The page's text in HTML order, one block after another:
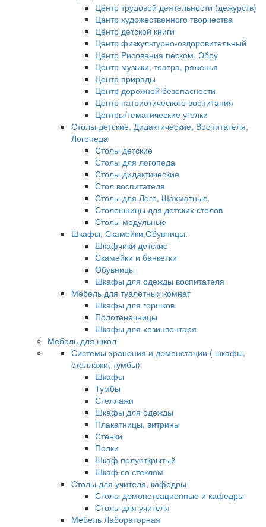
Центр трудовой деятельности (дежурств)
Центр художественного творчества
Центр детской книги
Центр физкультурно-оздоровительный
Центр Рисования песком, Эбру
Центр музыки, театра, ряженья
Центр природы
Центр дорожной безопасности
Центр патриотического воспитания
Центры/тематические уголки
Столы детские, Дидактические, Воспитателя,
Логопеда
Столы детские
Столы для логопеда
Столы дидактические
Стол воспитателя
Столы для Лего, Шахматные
Столешницы для детских столов
Столы модульные
Шкафы, Скамейки,Обувницы.
Шкафчики детские
Скамейки и банкетки
Обувницы
Шкафы для одежды воспитателя
Мебель для туалетных комнат
Шкафы для горшков
Полотенечницы
Шкафы для хозинвентаря
Мебель для школ
Системы хранения и демонстации ( шкафы,
стеллажи, тумбы)
Шкафы
Тумбы
Стеллажи
Шкафы для одежды
Плакатницы, витрины
Стенки
Полки
Шкаф полуоткрытый
Шкаф со стеклом
Столы для учителя, кафедры
Столы демонстрационные и кафедры
Столы для учителя
Мебель Лабораторная